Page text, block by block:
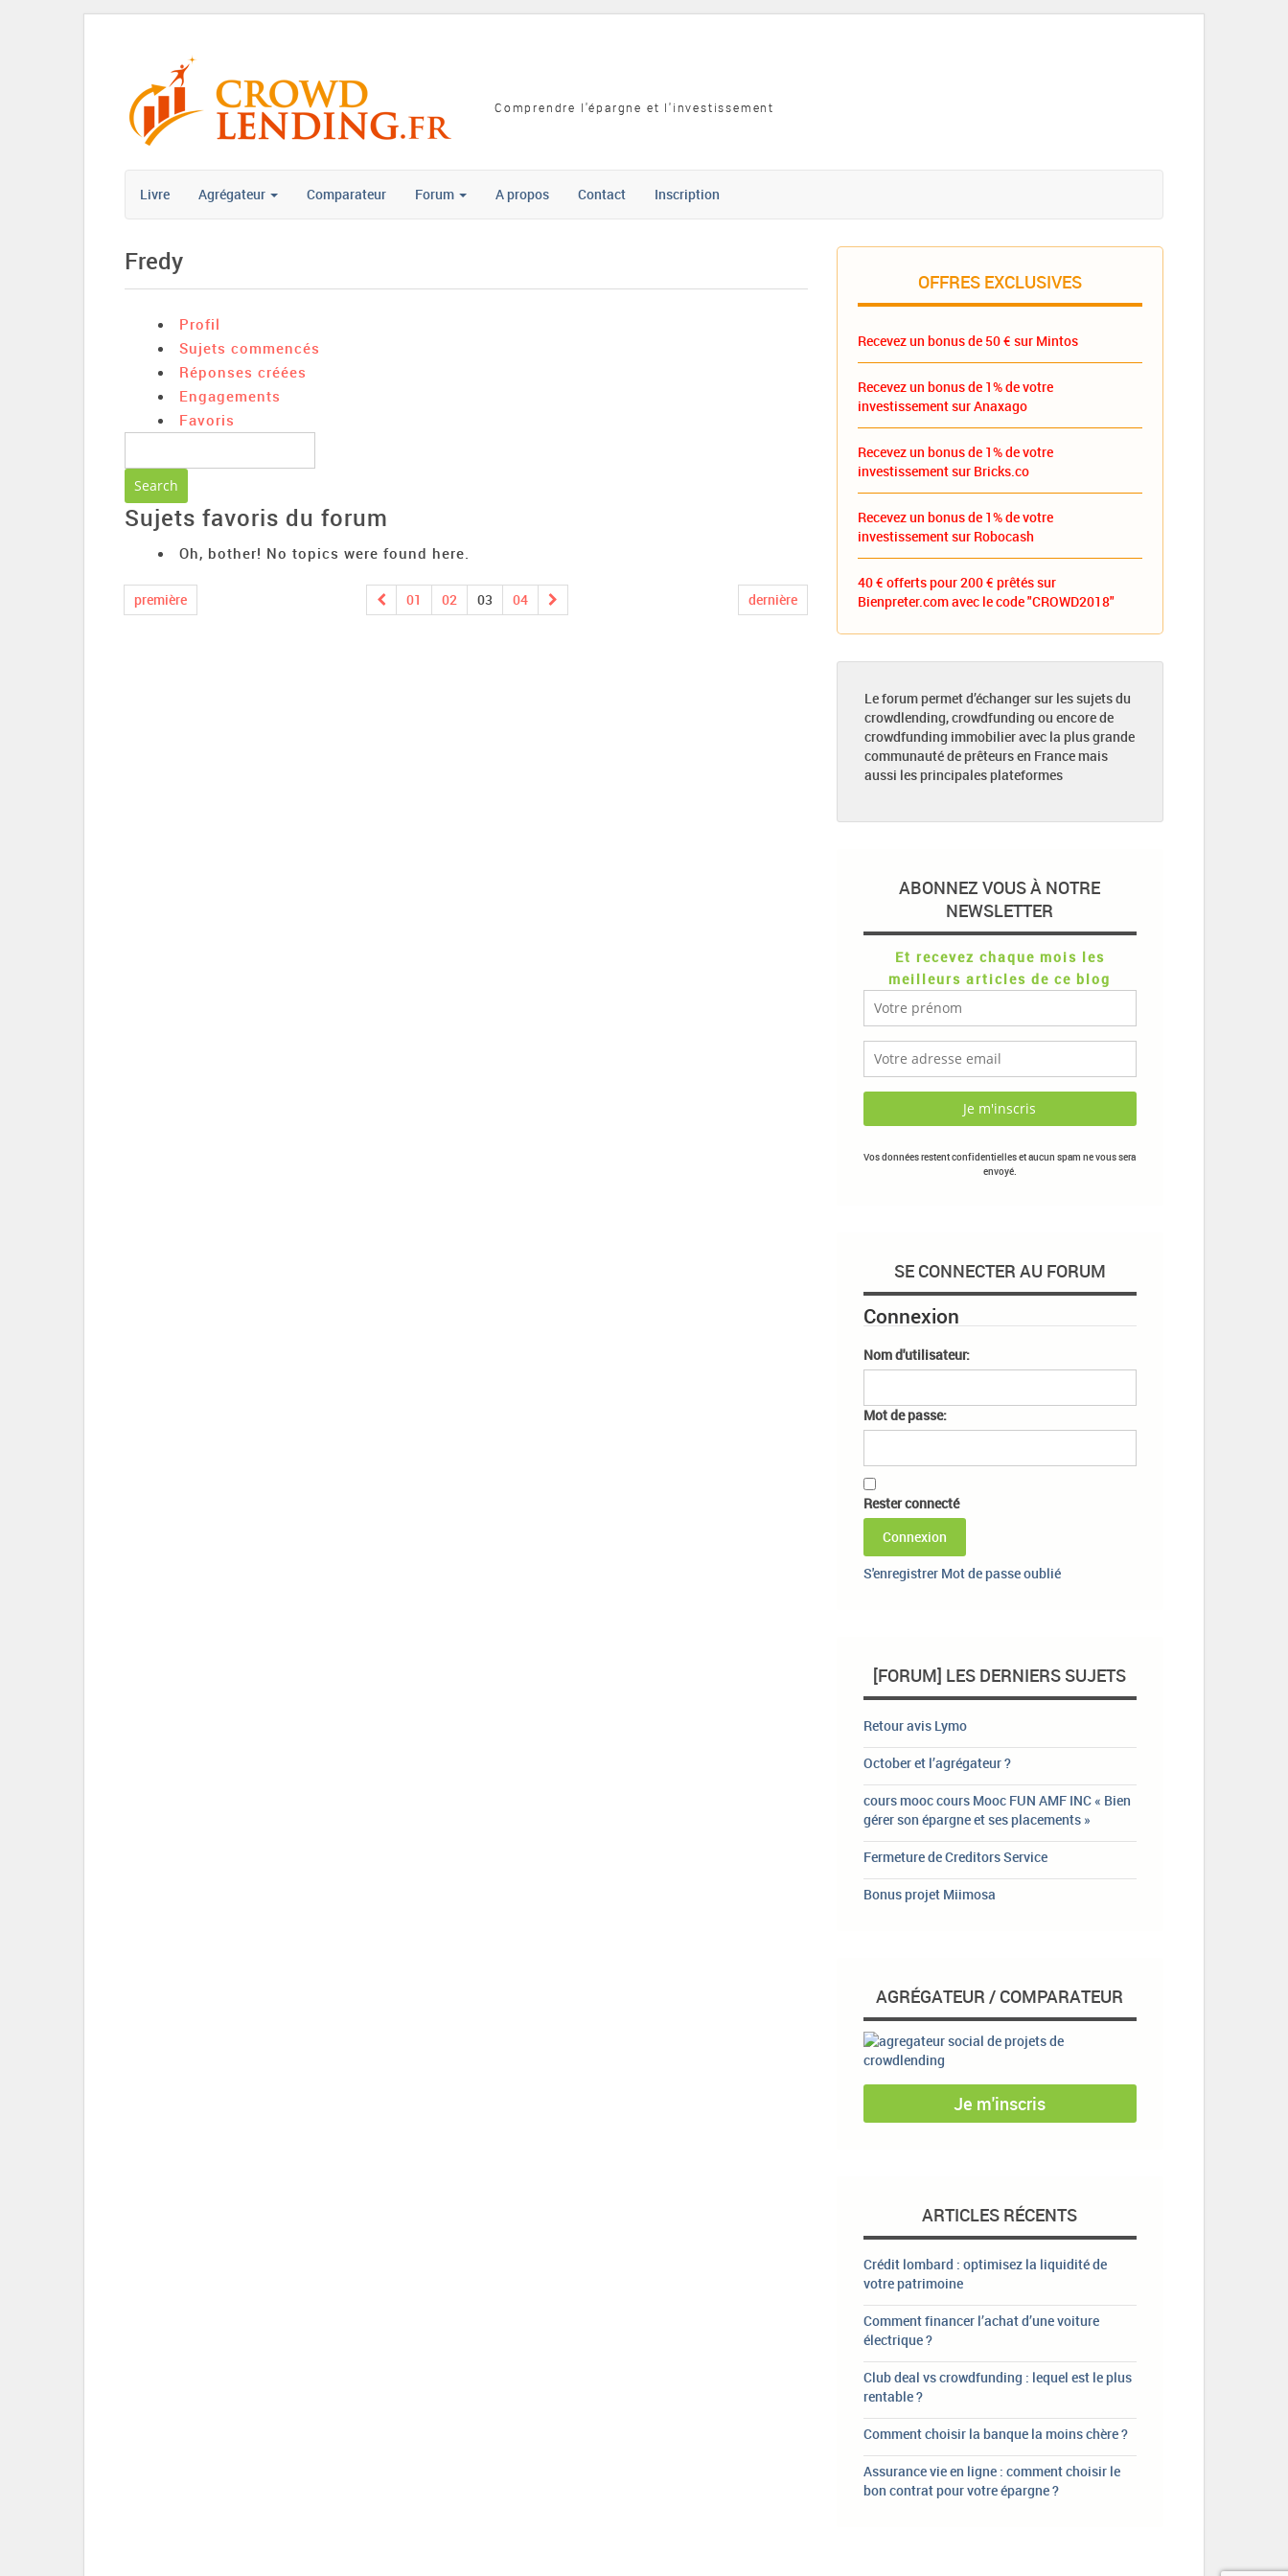
Comprendre l'épargne et l'investissement
Livre Agrégateur Comparateur Forum A propos Contact Inscription
Fredy
Profil
Sujets commencés
Réponses créées
Engagements
Favoris
Sujets favoris du forum
Oh, bother! No topics were found here.
première 01 02 03 04 dernière
OFFRES EXCLUSIVES
Recevez un bonus de 50 € sur Mintos
Recevez un bonus de 1% de votre
investissement sur Anaxago
Recevez un bonus de 1% de votre
investissement sur Bricks.co
Recevez un bonus de 1% de votre
investissement sur Robocash
40 € offerts pour 200 € prêtés sur
Bienpreter.com avec le code "CROWD2018"
Le forum permet d’échanger sur les sujets du
crowdlending, crowdfunding ou encore de
crowdfunding immobilier avec la plus grande
communauté de prêteurs en France mais
aussi les principales plateformes
ABONNEZ VOUS À NOTRE
NEWSLETTER
Et recevez chaque mois les
meilleurs articles de ce blog
Vos données restent confidentielles et aucun spam ne vous sera
envoyé.
SE CONNECTER AU FORUM
Connexion
Nom d'utilisateur:
Mot de passe:
Rester connecté
Connexion
S'enregistrer Mot de passe oublié
[FORUM] LES DERNIERS SUJETS
Retour avis Lymo
October et l’agrégateur ?
cours mooc cours Mooc FUN AMF INC « Bien
gérer son épargne et ses placements »
Fermeture de Creditors Service
Bonus projet Miimosa
AGRÉGATEUR / COMPARATEUR
Je m'inscris
ARTICLES RÉCENTS
Crédit lombard : optimisez la liquidité de
votre patrimoine
Comment financer l’achat d’une voiture
électrique ?
Club deal vs crowdfunding : lequel est le plus
rentable ?
Comment choisir la banque la moins chère ?
Assurance vie en ligne : comment choisir le
bon contrat pour votre épargne ?